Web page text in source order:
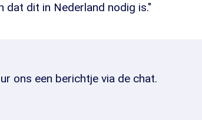
dat dit in Nederland nodig is."
ons een berichtje via de chat.